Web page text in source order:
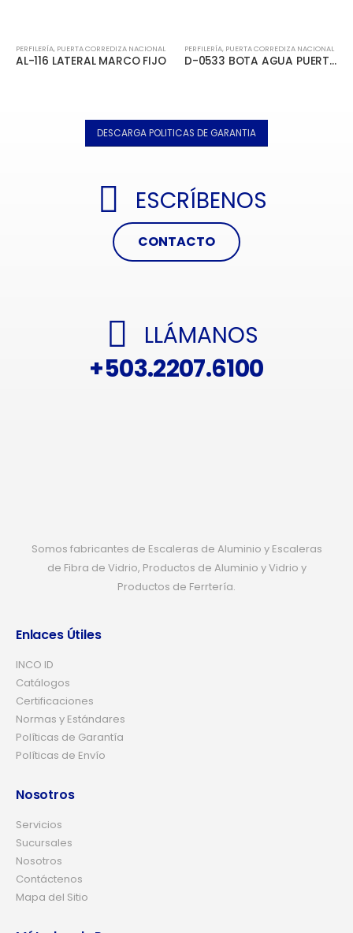
PERFILERÍA, PUERTA CORREDIZA NACIONAL
AL-116 LATERAL MARCO FIJO
PERFILERÍA, PUERTA CORREDIZA NACIONAL
D-0533 BOTA AGUA PUERTA CORREDIZA
DESCARGA POLITICAS DE GARANTIA
ESCRÍBENOS
CONTACTO
LLÁMANOS
+503.2207.6100
Somos fabricantes de Escaleras de Aluminio y Escaleras
de Fibra de Vidrio, Productos de Aluminio y Vidrio y
Productos de Ferrtería.
Enlaces Útiles
INCO ID
Catálogos
Certificaciones
Normas y Estándares
Políticas de Garantía
Políticas de Envío
Nosotros
Servicios
Sucursales
Nosotros
Contáctenos
Mapa del Sitio